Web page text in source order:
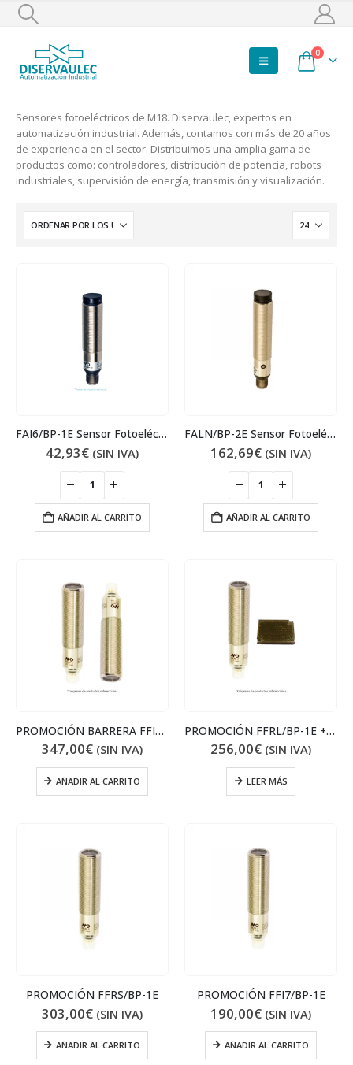
0
Sensores fotoeléctricos de M18. Diservaulec, expertos en
automatización industrial. Además, contamos con más de 20 años
de experiencia en el sector. Distribuimos una amplia gama de
productos como: controladores, distribución de potencia, robots
industriales, supervisión de energía, transmisión y visualización.
FAI6/BP-1E Sensor Fotoeléctrico
42,93€ (SIN IVA)
AÑADIR AL CARRITO
FALN/BP-2E Sensor Fotoeléctrico
162,69€ (SIN IVA)
AÑADIR AL CARRITO
PROMOCIÓN BARRERA FFIH/00-1E + FFIZ/BP-1E
347,00€ (SIN IVA)
AÑADIR AL CARRITO
PROMOCIÓN FFRL/BP-1E + ESPEJO
256,00€ (SIN IVA)
LEER MÁS
PROMOCIÓN FFRS/BP-1E
303,00€ (SIN IVA)
AÑADIR AL CARRITO
PROMOCIÓN FFI7/BP-1E
190,00€ (SIN IVA)
AÑADIR AL CARRITO